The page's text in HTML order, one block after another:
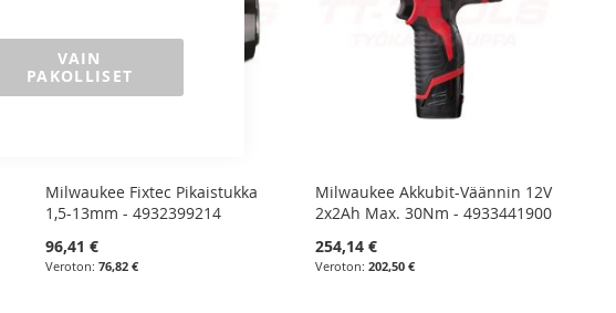
VAIN
PAKOLLISET
Milwaukee Fixtec Pikaistukka
1,5-13mm - 4932399214
96,41 €
76,82 €
Milwaukee Akkubit-Väännin 12V
2x2Ah Max. 30Nm - 4933441900
254,14 €
202,50 €